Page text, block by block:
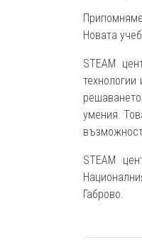
Новата
STEAM
умения.
STEAM
Габрово.